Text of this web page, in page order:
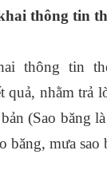
thông tin
thông tin
quả, nhằm trả
(Sao băng
băng, mưa